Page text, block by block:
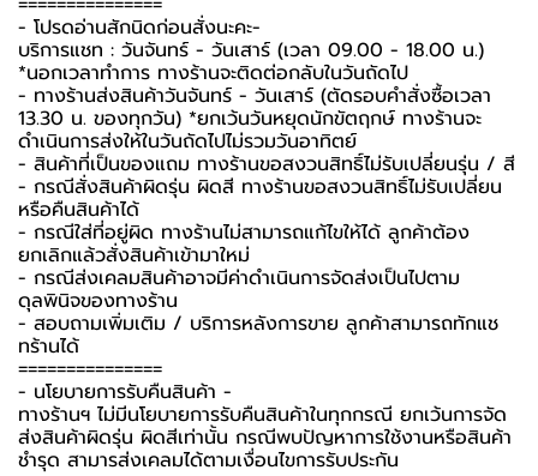
-️ โปรดอ่านสักนิดก่อนสั่งนะคะ-️
บริการแชท : วันจันทร์ - วันเสาร์ (เวลา 09.00 - 18.00 น.)
*นอกเวลาทำการ ทางร้านจะติดต่อกลับในวันถัดไป
- ทางร้านส่งสินค้าวันจันทร์ - วันเสาร์ (ตัดรอบคำสั่งซื้อเวลา
13.30 น. ของทุกวัน) *ยกเว้นวันหยุดนักขัตฤกษ์ ทางร้านจะ
ดำเนินการส่งให้ในวันถัดไปไม่รวมวันอาทิตย์
- สินค้าที่เป็นของแถม ทางร้านขอสงวนสิทธิ์ไม่รับเปลี่ยนรุ่น / สี
- กรณีสั่งสินค้าผิดรุ่น ผิดสี ทางร้านขอสงวนสิทธิ์ไม่รับเปลี่ยน
หรือคืนสินค้าได้
- กรณีใส่ที่อยู่ผิด ทางร้านไม่สามารถแก้ไขให้ได้ ลูกค้าต้อง
ยกเลิกแล้วสั่งสินค้าเข้ามาใหม่
- กรณีส่งเคลมสินค้าอาจมีค่าดำเนินการจัดส่งเป็นไปตาม
ดุลพินิจของทางร้าน
- สอบถามเพิ่มเติม / บริการหลังการขาย ลูกค้าสามารถทักแช
ทร้านได้
===============
-️ นโยบายการรับคืนสินค้า -️
ทางร้านฯ ไม่มีนโยบายการรับคืนสินค้าในทุกกรณี ยกเว้นการจัด
ส่งสินค้าผิดรุ่น ผิดสีเท่านั้น กรณีพบปัญหาการใช้งานหรือสินค้า
ชำรุด สามารส่งเคลมได้ตามเงื่อนไขการรับประกัน